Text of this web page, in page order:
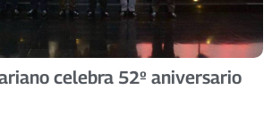
celebra 52º aniversario